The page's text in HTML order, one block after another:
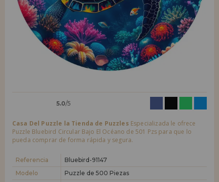
LIQUIDACIONES
INFORMACIÓN
955 333 133
Quiero registrarme como
nuevo cliente
Al crear una cuenta en casadelpuzzle.com podrás realizar tus compras
rápidamente en nuestra tienda virtual, revisar el estado de tus pedidos
y consultar tus operaciones anteriores.
¡Adelante! Te estábamos esperando.
nuevo distribuidor
5.0/5
Casa Del Puzzle la Tienda de Puzzles Especializada le ofrece
Puzzle Bluebird Circular Bajo El Océano de 501 Pzs para que lo
pueda comprar de forma rápida y segura.
Referencia
Bluebird-91147
Modelo
Puzzle de 500 Piezas